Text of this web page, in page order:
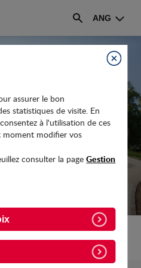
Fermer
assurer le bon
statistiques de visite. En
à l'utilisation de ces
moment modifier vos
consulter la pageGestion
Rechercher
ANG
DE NOËL